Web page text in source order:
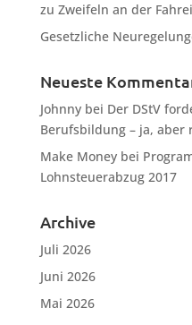
zu Zweifeln an der
Gesetzliche
Neueste
Johnnybei Der DStV
Berufsbildung – ja, aber
Make Moneybei
Lohnsteuerabzug 2017
Archive
Juli 2026
Juni 2026
Mai 2026